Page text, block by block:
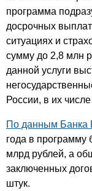
программа
досрочных
ситуациях и
сумму до 2,8 млн
данной услуги
России, в их
По данным Банка
года в программу
млрд рублей, а
заключенных
штук.